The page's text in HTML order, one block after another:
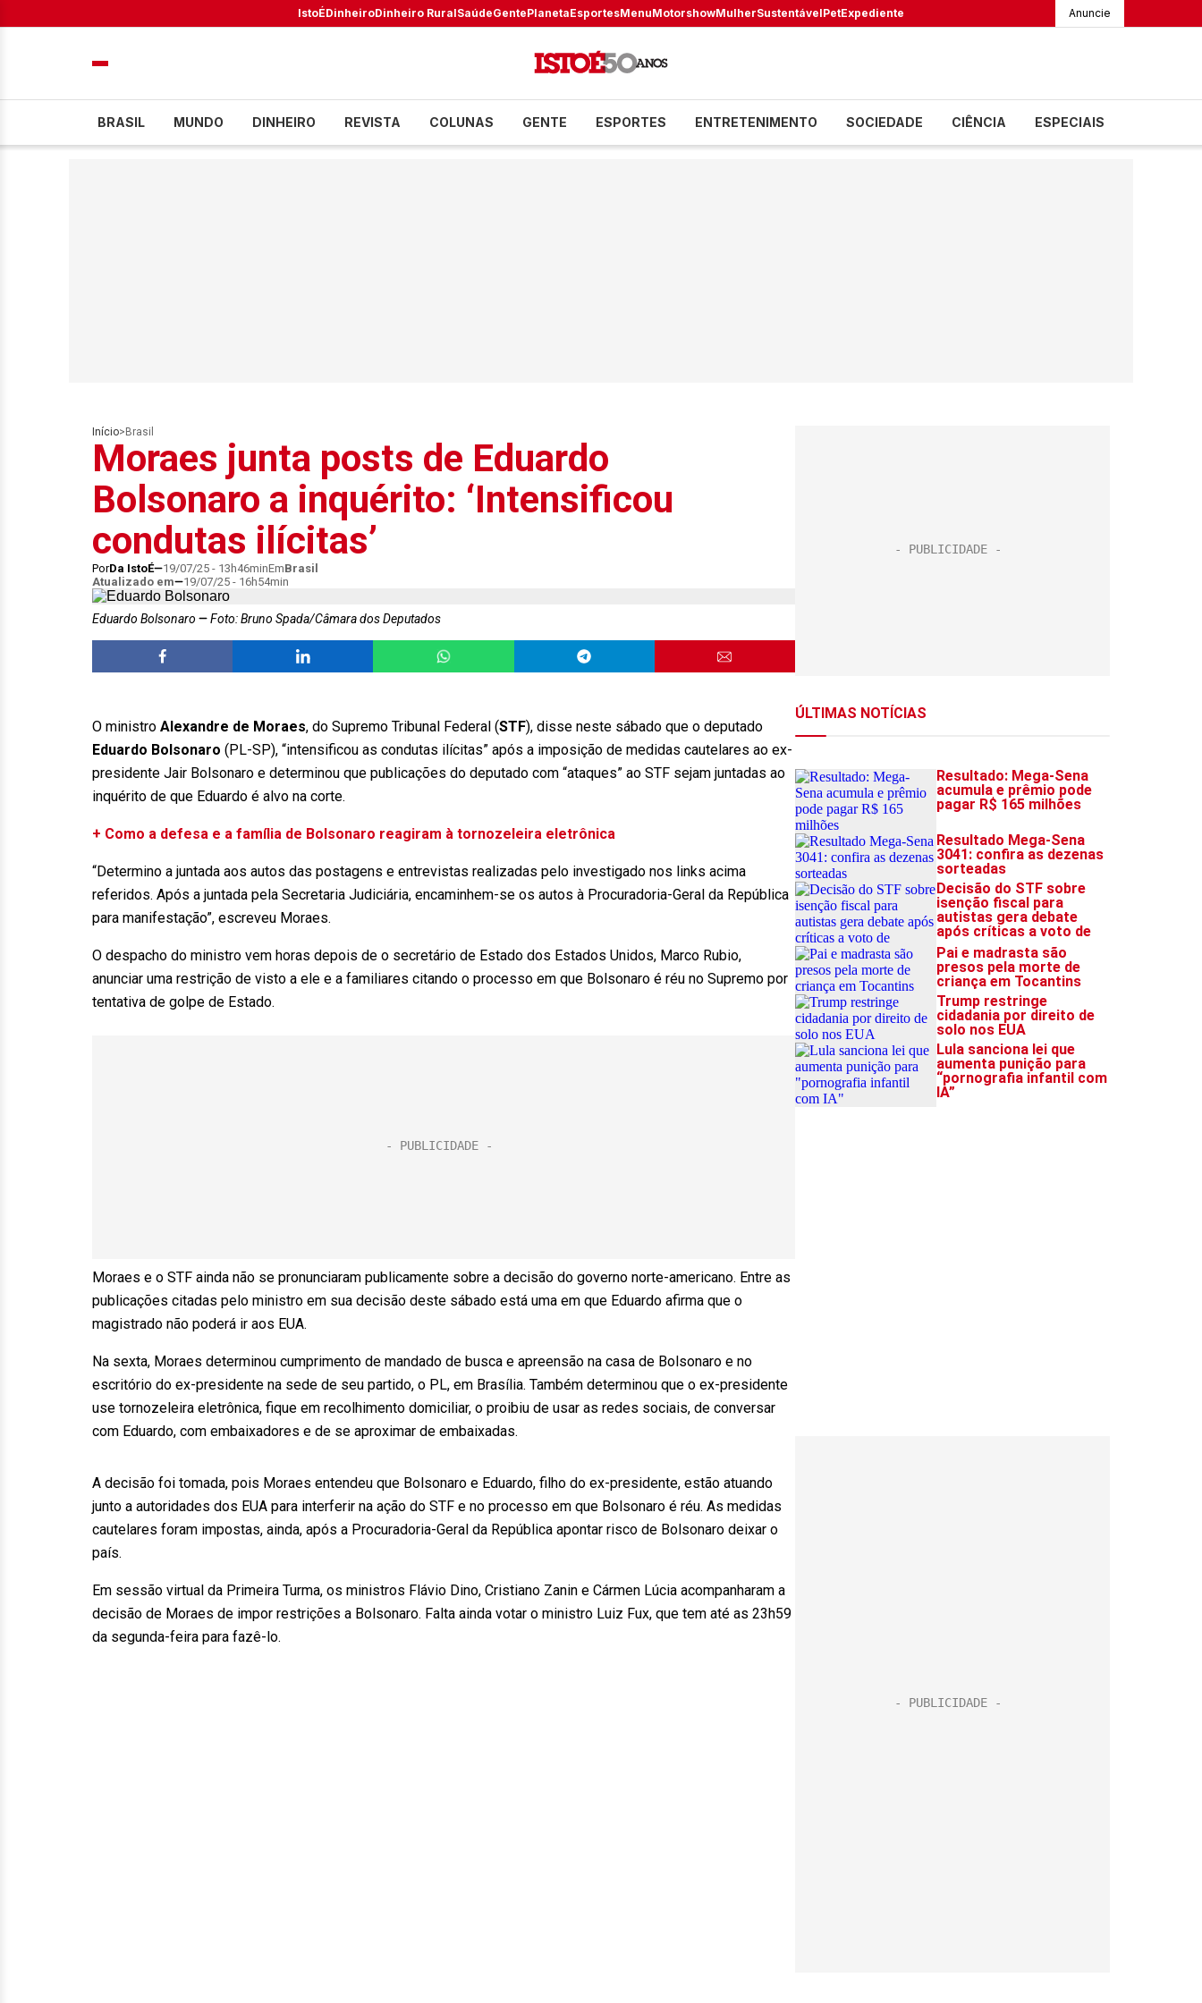
IstoÉDinheiroDinheiro RuralSaúdeGentePlanetaEsportesMenuMotorshowMulherSustentávelPetExpediente Anuncie
BRASIL MUNDO DINHEIRO REVISTA COLUNAS GENTE ESPORTES ENTRETENIMENTO SOCIEDADE CIÊNCIA ESPECIAIS
Início> Brasil
Moraes junta posts de Eduardo
Bolsonaro a inquérito: ‘Intensificou
condutas ilícitas’
PorDa IstoÉ 19/07/25 - 13h46minEmBrasil
Atualizado em
19/07/25 - 16h54min
Eduardo Bolsonaro Foto: Bruno Spada/Câmara dos Deputados
O ministro Alexandre de Moraes, do Supremo Tribunal Federal (STF), disse neste sábado que o deputado
Eduardo Bolsonaro (PL-SP), “intensificou as condutas ilícitas” após a imposição de medidas cautelares ao ex-
presidente Jair Bolsonaro e determinou que publicações do deputado com “ataques” ao STF sejam juntadas ao
inquérito de que Eduardo é alvo na corte.
+ Como a defesa e a família de Bolsonaro reagiram à tornozeleira eletrônica
“Determino a juntada aos autos das postagens e entrevistas realizadas pelo investigado nos links acima
referidos. Após a juntada pela Secretaria Judiciária, encaminhem-se os autos à Procuradoria-Geral da República
para manifestação”, escreveu Moraes.
O despacho do ministro vem horas depois de o secretário de Estado dos Estados Unidos, Marco Rubio,
anunciar uma restrição de visto a ele e a familiares citando o processo em que Bolsonaro é réu no Supremo por
tentativa de golpe de Estado.
Moraes e o STF ainda não se pronunciaram publicamente sobre a decisão do governo norte-americano. Entre as
publicações citadas pelo ministro em sua decisão deste sábado está uma em que Eduardo afirma que o
magistrado não poderá ir aos EUA.
Na sexta, Moraes determinou cumprimento de mandado de busca e apreensão na casa de Bolsonaro e no
escritório do ex-presidente na sede de seu partido, o PL, em Brasília. Também determinou que o ex-presidente
use tornozeleira eletrônica, fique em recolhimento domiciliar, o proibiu de usar as redes sociais, de conversar
com Eduardo, com embaixadores e de se aproximar de embaixadas.
A decisão foi tomada, pois Moraes entendeu que Bolsonaro e Eduardo, filho do ex-presidente, estão atuando
junto a autoridades dos EUA para interferir na ação do STF e no processo em que Bolsonaro é réu. As medidas
cautelares foram impostas, ainda, após a Procuradoria-Geral da República apontar risco de Bolsonaro deixar o
país.
Em sessão virtual da Primeira Turma, os ministros Flávio Dino, Cristiano Zanin e Cármen Lúcia acompanharam a
decisão de Moraes de impor restrições a Bolsonaro. Falta ainda votar o ministro Luiz Fux, que tem até as 23h59
da segunda-feira para fazê-lo.